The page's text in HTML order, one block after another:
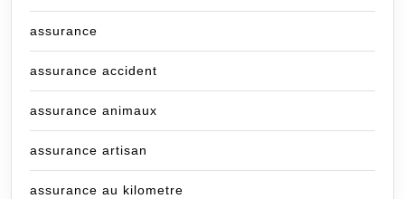
assurance
assurance accident
assurance animaux
assurance artisan
assurance au kilometre